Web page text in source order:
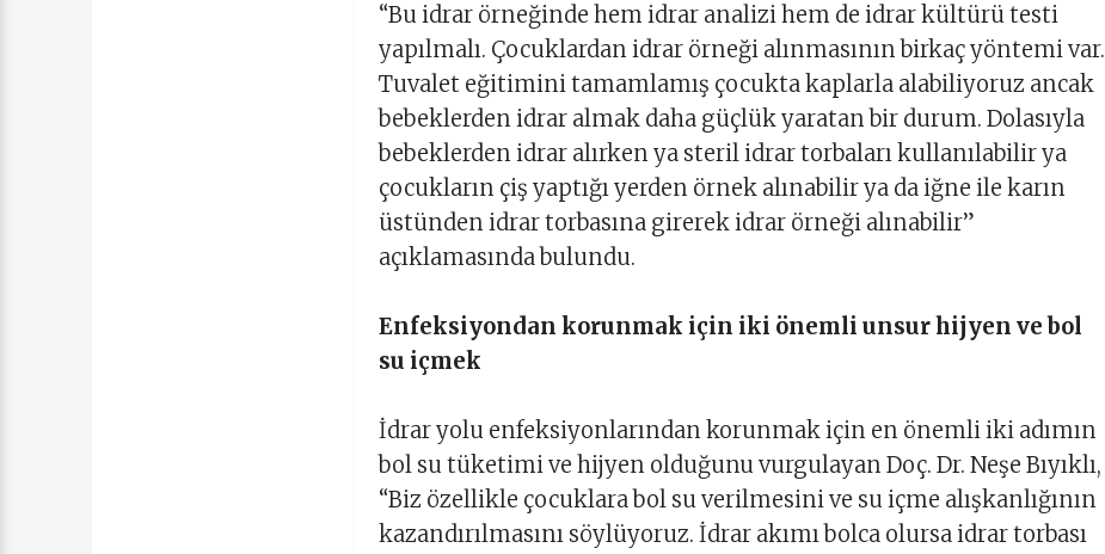
“Bu idrar örneğinde hem idrar analizi hem de idrar kültürü testi
yapılmalı. Çocuklardan idrar örneği alınmasının birkaç yöntemi var.
Tuvalet eğitimini tamamlamış çocukta kaplarla alabiliyoruz ancak
bebeklerden idrar almak daha güçlük yaratan bir durum. Dolasıyla
bebeklerden idrar alırken ya steril idrar torbaları kullanılabilir ya
çocukların çiş yaptığı yerden örnek alınabilir ya da iğne ile karın
üstünden idrar torbasına girerek idrar örneği alınabilir”
açıklamasında bulundu.
Enfeksiyondan korunmak için iki önemli unsur hijyen ve bol
su içmek
İdrar yolu enfeksiyonlarından korunmak için en önemli iki adımın
bol su tüketimi ve hijyen olduğunu vurgulayan Doç. Dr. Neşe Bıyıklı,
“Biz özellikle çocuklara bol su verilmesini ve su içme alışkanlığının
kazandırılmasını söylüyoruz. İdrar akımı bolca olursa idrar torbası